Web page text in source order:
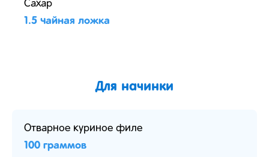
Сахар
1.5 чайная ложка
Для начинки
Отварное куриное филе
100 граммов